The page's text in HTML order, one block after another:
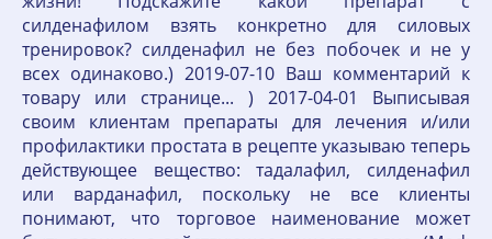
силденафилом взять конкретно для силовых
тренировок? силденафил не без побочек и не у
всех одинаково.) 2019-07-10 Ваш комментарий к
товару или странице... ) 2017-04-01 Выписывая
своим клиентам препараты для лечения и/или
профилактики простата в рецепте указываю теперь
действующее вещество: тадалафил, силденафил
или варданафил, поскольку не все клиенты
понимают, что торговое наименование может